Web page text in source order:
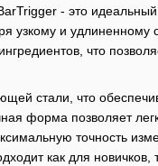
- это
узкому и удлиненному
что
стали, что
форма позволяет
точность
как для